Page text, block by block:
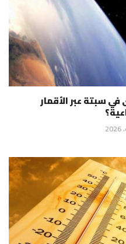
سبتة عبر الأقمار